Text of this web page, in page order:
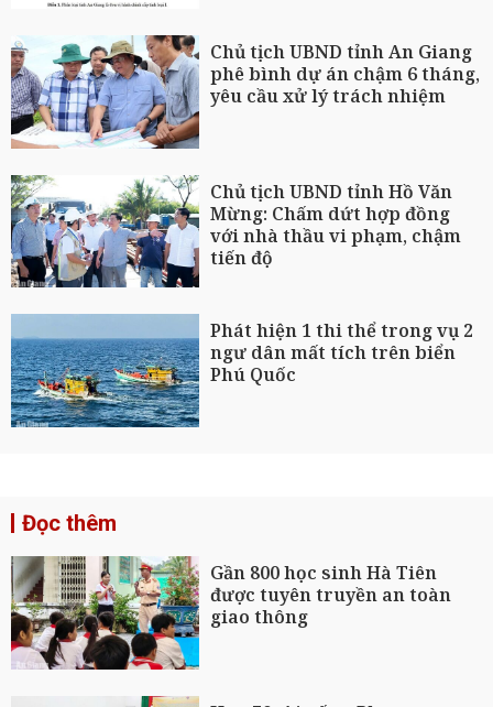
Chủ tịch UBND tỉnh An Giang
phê bình dự án chậm 6 tháng,
yêu cầu xử lý trách nhiệm
Chủ tịch UBND tỉnh Hồ Văn
Mừng: Chấm dứt hợp đồng
với nhà thầu vi phạm, chậm
tiến độ
Phát hiện 1 thi thể trong vụ 2
ngư dân mất tích trên biển
Phú Quốc
Đọc thêm
Gần 800 học sinh Hà Tiên
được tuyên truyền an toàn
giao thông